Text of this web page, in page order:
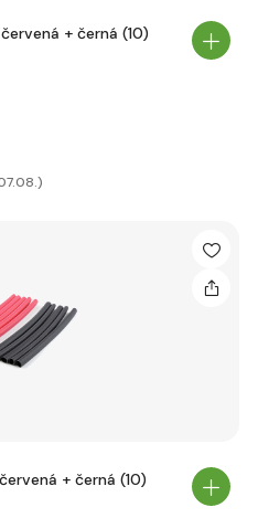
+ černá (10)
+ černá (10)